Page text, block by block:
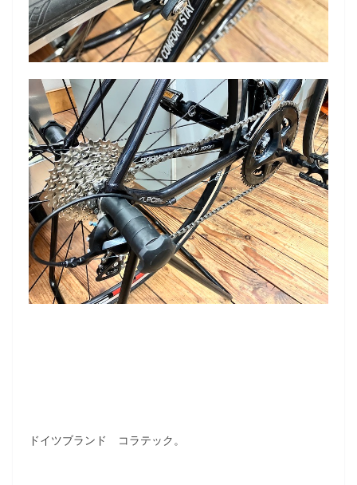
ドイツブランド コラテック。